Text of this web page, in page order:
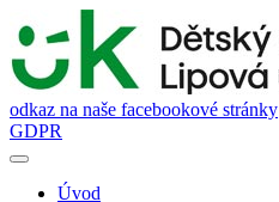
odkaz na naše facebookové stránky
GDPR
Úvod